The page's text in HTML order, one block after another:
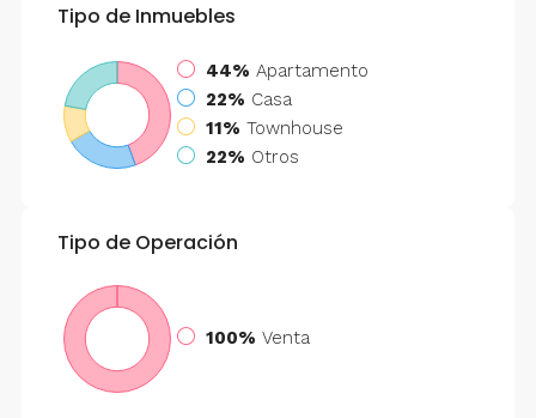
Tipo de Inmuebles
44% Apartamento
22% Casa
11% Townhouse
22% Otros
Tipo de Operación
100% Venta